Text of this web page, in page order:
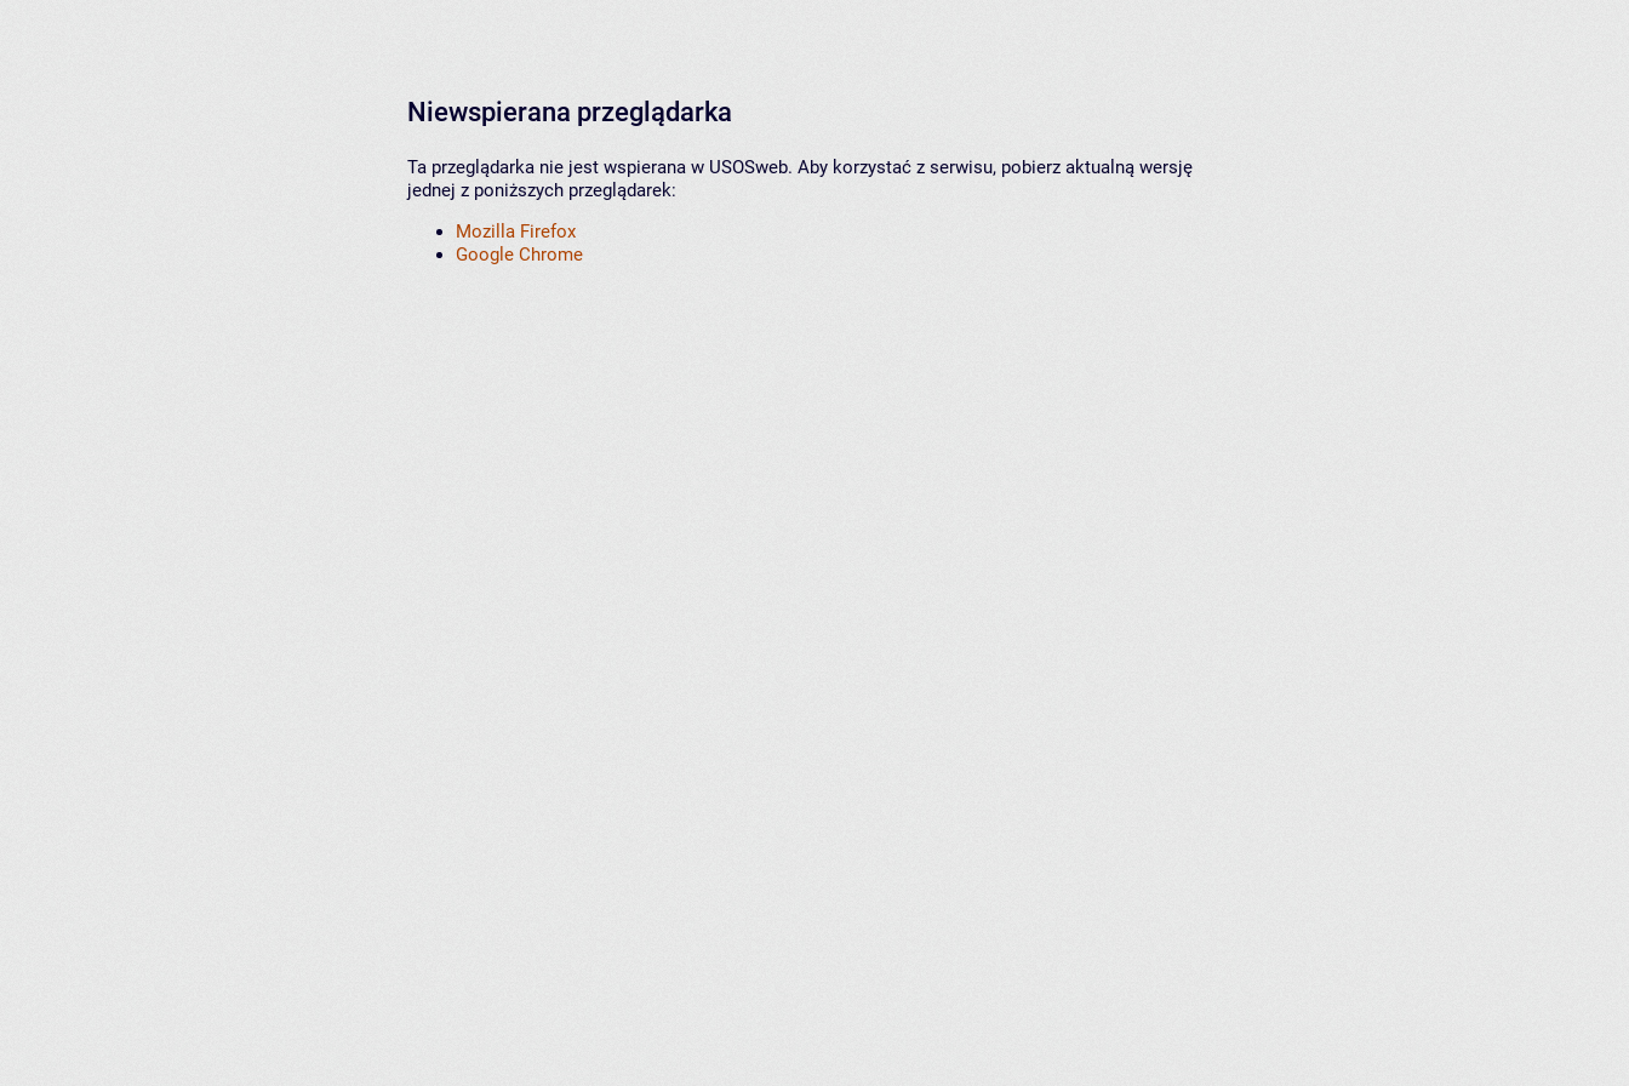
Niewspierana przeglądarka
Ta przeglądarka nie jest wspierana w USOSweb. Aby korzystać z serwisu, pobierz aktualną wersję
jednej z poniższych przeglądarek:
Mozilla Firefox
Google Chrome